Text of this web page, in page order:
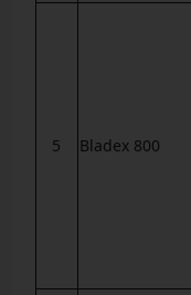
5 Bladex 800